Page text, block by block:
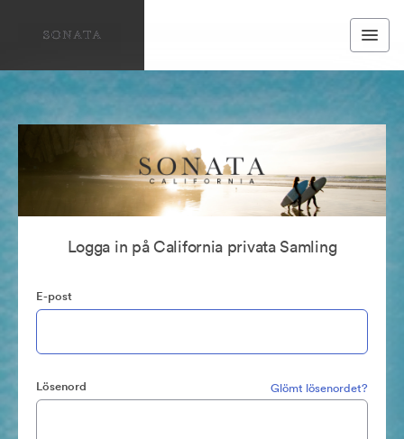
Logga in på California privata Samling
E-post
Lösenord Glömt lösenordet?